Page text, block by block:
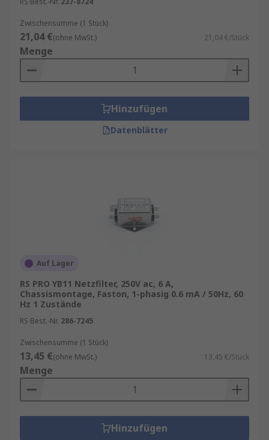
Zwischensumme (1 Stück)
21,04 €(ohne MwSt.) 21,04 €/Stück
Menge
Hinzufügen
Datenblätter
Auf Lager
RS PRO YB11 Netzfilter, 250V ac, 6 A,
Chassismontage, Faston, 1-phasig 0.6 mA / 50Hz, 60
Hz 1 Zustände
RS Best.-Nr. 286-7245
Zwischensumme (1 Stück)
13,45 €(ohne MwSt.) 13,45 €/Stück
Menge
Hinzufügen